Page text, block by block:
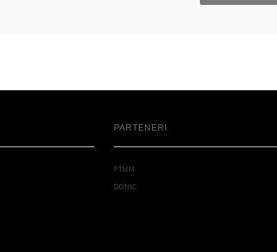
PARTENERI
FTMM
DONIC